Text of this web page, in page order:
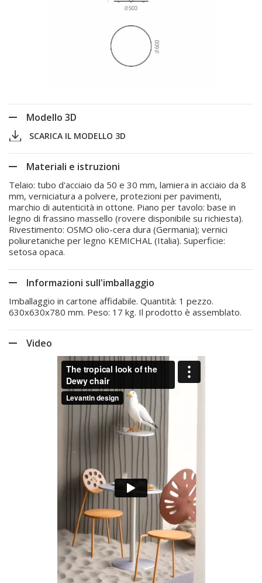
Modello 3D
SCARICA IL MODELLO 3D
Materiali e istruzioni
Telaio: tubo d'acciaio da 50 e 30 mm, lamiera in acciaio da 8
mm, verniciatura a polvere, protezioni per pavimenti,
marchio di autenticità in ottone. Piano per tavolo: base in
legno di frassino massello (rovere disponibile su richiesta).
Rivestimento: OSMO olio-cera dura (Germania); vernici
poliuretaniche per legno KEMICHAL (Italia). Superficie:
setosa opaca.
Informazioni sull'imballaggio
Imballaggio in cartone affidabile. Quantità: 1 pezzo.
630x630x780 mm. Peso: 17 kg. Il prodotto è assemblato.
Video